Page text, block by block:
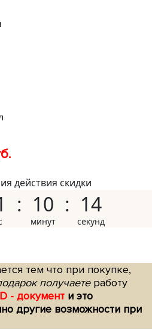
действия скидки
10 13
тем что при покупке,
получаетеработу
- документ и это
другие возможности при